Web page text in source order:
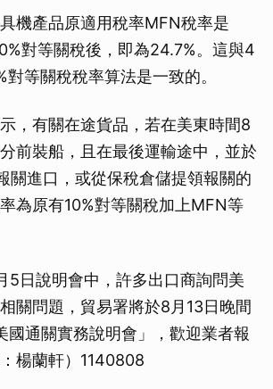
機產品原適用稅率MFN稅率是
對等關稅後，即為24.7%。這與4
對等關稅稅率算法是一致的。
，有關在途貨品，若在美東時間8
前裝船，且在最後運輸途中，並於
關進口，或從保稅倉儲提領報關的
為原有10%對等關稅加上MFN等
5日說明會中，許多出口商詢問美
關問題，貿易署將於8月13日晚間
國通關實務說明會」，歡迎業者報
楊蘭軒）1140808